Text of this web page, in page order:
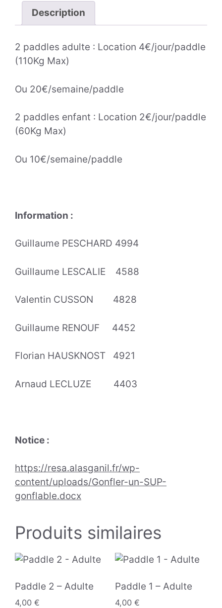
Description
2 paddles adulte : Location 4€/jour/paddle
(110Kg Max)
Ou 20€/semaine/paddle
2 paddles enfant : Location 2€/jour/paddle
(60Kg Max)
Ou 10€/semaine/paddle
Information :
Guillaume PESCHARD 4994
Guillaume LESCALIE 4588
Valentin CUSSON 4828
Guillaume RENOUF 4452
Florian HAUSKNOST 4921
Arnaud LECLUZE 4403
Notice :
https://resa.alasganil.fr/wp-
content/uploads/Gonfler-un-SUP-
gonflable.docx
Produits similaires
Paddle 2 – Adulte
4,00 €
Paddle 1 – Adulte
4,00 €